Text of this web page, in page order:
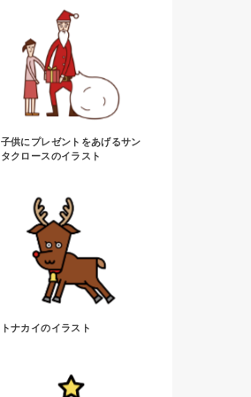
子供にプレゼントをあげるサン
タクロースのイラスト
トナカイのイラスト